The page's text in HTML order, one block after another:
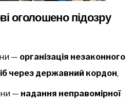
оголошено підозру
— організація незаконного
через державний кордон,
— надання неправомірної